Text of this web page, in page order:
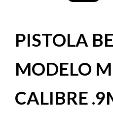
PISTOLA
MODELO
CALIBRE